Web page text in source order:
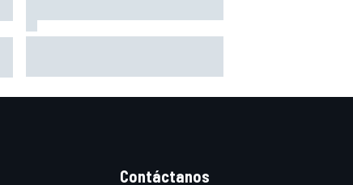
Contáctanos